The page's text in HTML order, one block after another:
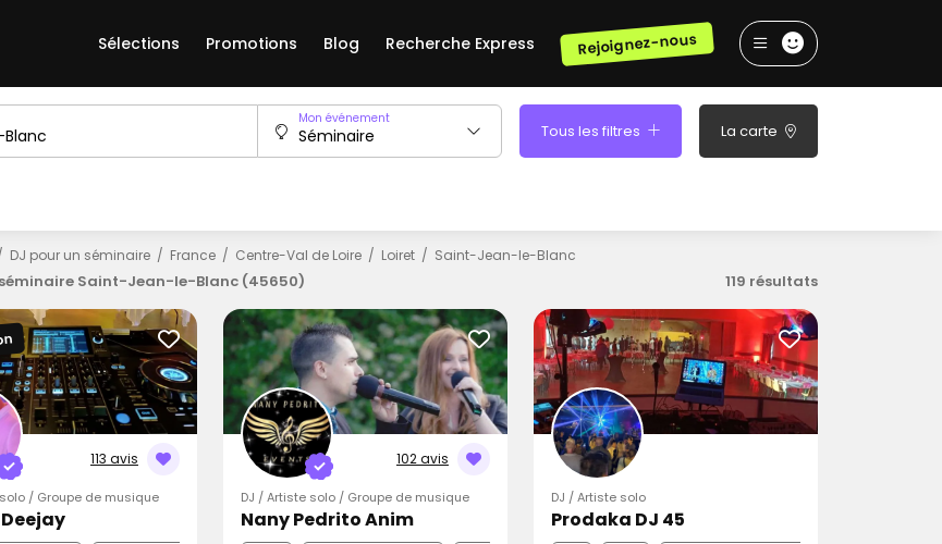
Sélections Promotions Blog Recherche Express Rejoignez-nous
Mon événement
Tous les filtres La carte
DJ pour un séminaire France Centre-Val de Loire Loiret Saint-Jean-le-Blanc
Saint-Jean-le-Blanc (45650) 119 résultats
113 avis
/ Groupe de musique
102 avis
DJ / Artiste solo / Groupe de musique
Nany Pedrito Anim
DJ / Artiste solo
Prodaka DJ 45